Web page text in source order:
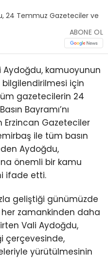
ABONE OL
kamuoyunun
bilgilendirilmesi için
gazetecilerin 24
Bayramı’nı
Erzincan Gazeteciler
ile tüm basın
Aydoğdu,
önemli bir kamu
ifade etti.
geliştiği günümüzde
zamankinden daha
Vali Aydoğdu,
çerçevesinde,
yürütülmesinin